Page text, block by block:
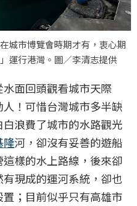
城市博覽會時期才有，衷心期
運行港灣。圖／李清志提供
面回頭觀看城市天際
！可惜台灣城市多半缺
浪費了城市的水路觀光
隆河，卻沒有妥善的遊船
樣的水上路線，後來卻
現成的運河系統，卻也
；目前似乎只有高雄市